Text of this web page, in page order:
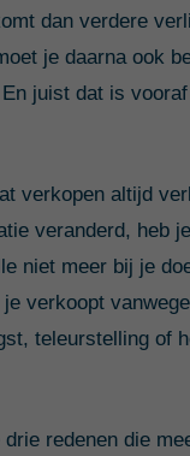
dan verdere
je daarna ook
juist dat is
verkopen altijd
veranderd, heb
niet meer bij je
verkoopt
teleurstelling of
redenen die